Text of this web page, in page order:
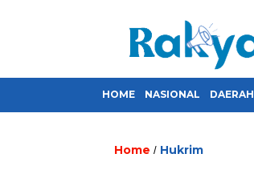
HOME NASIONAL DAERAH
Home / Hukrim